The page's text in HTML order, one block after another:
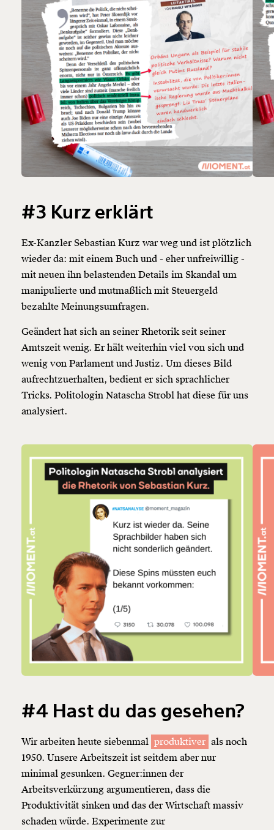
#3 Kurz erklärt
Ex-Kanzler Sebastian Kurz war weg und ist plötzlich
wieder da: mit einem Buch und - eher unfreiwillig -
mit neuen ihn belastenden Details im Skandal um
manipulierte und mutmaßlich mit Steuergeld
bezahlte Meinungsumfragen.
Geändert hat sich an seiner Rhetorik seit seiner
Amtszeit wenig. Er hält weiterhin viel von sich und
wenig von Parlament und Justiz. Um dieses Bild
aufrechtzuerhalten, bedient er sich sprachlicher
Tricks. Politologin Natascha Strobl hat diese für uns
analysiert.
#4 Hast du das gesehen?
Wir arbeiten heute siebenmal produktiver als noch
1950. Unsere Arbeitszeit ist seitdem aber nur
minimal gesunken. Gegner:innen der
Arbeitsverkürzung argumentieren, dass die
Produktivität sinken und das der Wirtschaft massiv
schaden würde. Experimente zur